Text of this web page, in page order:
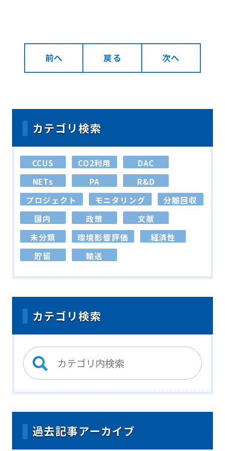
前へ 戻る 次へ
カテゴリ検索
CCUS CO2利用
DAC
NETs
PA
R&D
プロジェクト
モニタリング
分離回収
国内
政策
文献
未分類
環境影響評価
経済性
貯留
輸送
カテゴリ検索
過去記事アーカイブ